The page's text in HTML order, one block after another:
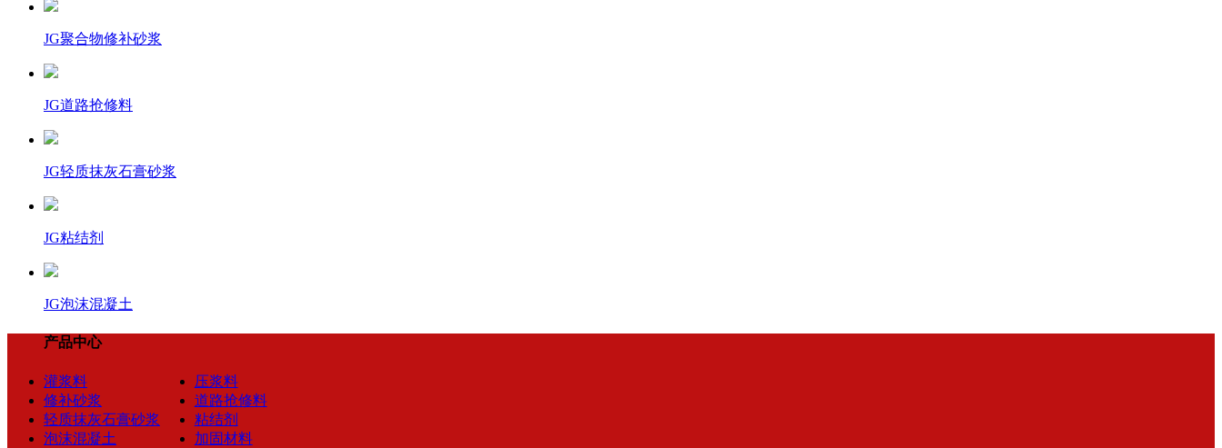
JG聚合物修补砂浆
JG道路抢修料
JG轻质抹灰石膏砂浆
JG粘结剂
JG泡沫混凝土
产品中心
灌浆料
压浆料
修补砂浆
道路抢修料
轻质抹灰石膏砂浆
粘结剂
泡沫混凝土
加固材料